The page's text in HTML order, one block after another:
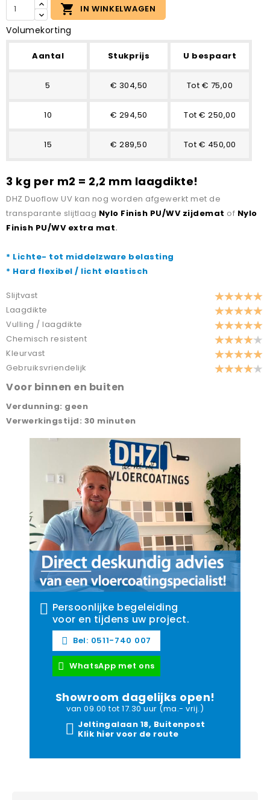
 IN WINKELWAGEN
Volumekorting
Aantal Stukprijs U bespaart
5 € 304,50 Tot € 75,00
10 € 294,50 Tot € 250,00
15 € 289,50 Tot € 450,00
3 kg per m2 = 2,2 mm laagdikte!
DHZ Duoflow UV kan nog worden afgewerkt met de
transparante slijtlaag Nylo Finish PU/WV zijdemat of Nylo
Finish PU/WV extra mat.
* Lichte- tot middelzware belasting
* Hard flexibel / licht elastisch
Slijtvast
Laagdikte
Vulling / laagdikte
Chemisch resistent
Kleurvast
Gebruiksvriendelijk
Voor binnen en buiten
Verdunning: geen
Verwerkingstijd: 30 minuten
Persoonlijke begeleiding
voor en tijdens uw project.
Bel: 0511-740 007
WhatsApp met ons
Showroom dagelijks open!
van 09.00 tot 17.30 uur (ma.- vrij.)
Jeltingalaan 18, Buitenpost
Klik hier voor de route